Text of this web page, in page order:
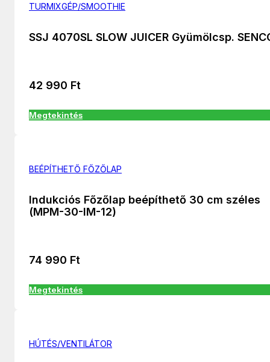
TURMIXGÉP/SMOOTHIE
SSJ 4070SL SLOW JUICER Gyümölcsp.
42 990 Ft
Megtekintés
BEÉPÍTHETŐ FŐZŐLAP
Indukciós Főzőlap beépíthető 30 cm széles
(MPM-30-IM-12)
74 990 Ft
Megtekintés
HÚTÉS/VENTILÁTOR